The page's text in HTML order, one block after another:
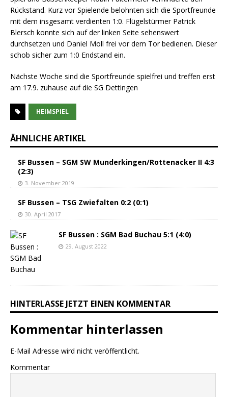
Rückstand. Kurz vor Spielende belohnten sich die Sportfreunde
mit dem insgesamt verdienten 1:0. Flügelstürmer Patrick
Blersch konnte sich auf der linken Seite sehenswert
durchsetzen und Daniel Moll frei vor dem Tor bedienen. Dieser
schob sicher zum 1:0 Endstand ein.
Nächste Woche sind die Sportfreunde spielfrei und treffen erst
am 17.9. zuhause auf die SG Dettingen
HEIMSPIEL
ÄHNLICHE ARTIKEL
SF Bussen – SGM SW Munderkingen/Rottenacker II 4:3
(2:3)
3. November 2019
SF Bussen – TSG Zwiefalten 0:2 (0:1)
30. April 2017
SF Bussen : SGM Bad Buchau 5:1 (4:0)
29. August 2022
HINTERLASSE JETZT EINEN KOMMENTAR
Kommentar hinterlassen
E-Mail Adresse wird nicht veröffentlicht.
Kommentar